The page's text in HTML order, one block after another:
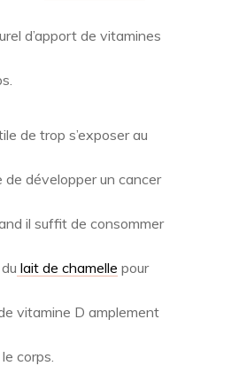
d’apport de vitamines
de trop s’exposer au
de développer un cancer
il suffit de consommer
lait de chamelle pour
vitamine D amplement
corps.